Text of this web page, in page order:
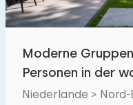
Freibad
Kinderanimation
Moderne
Personen in der
Oirschot
Niederlande >